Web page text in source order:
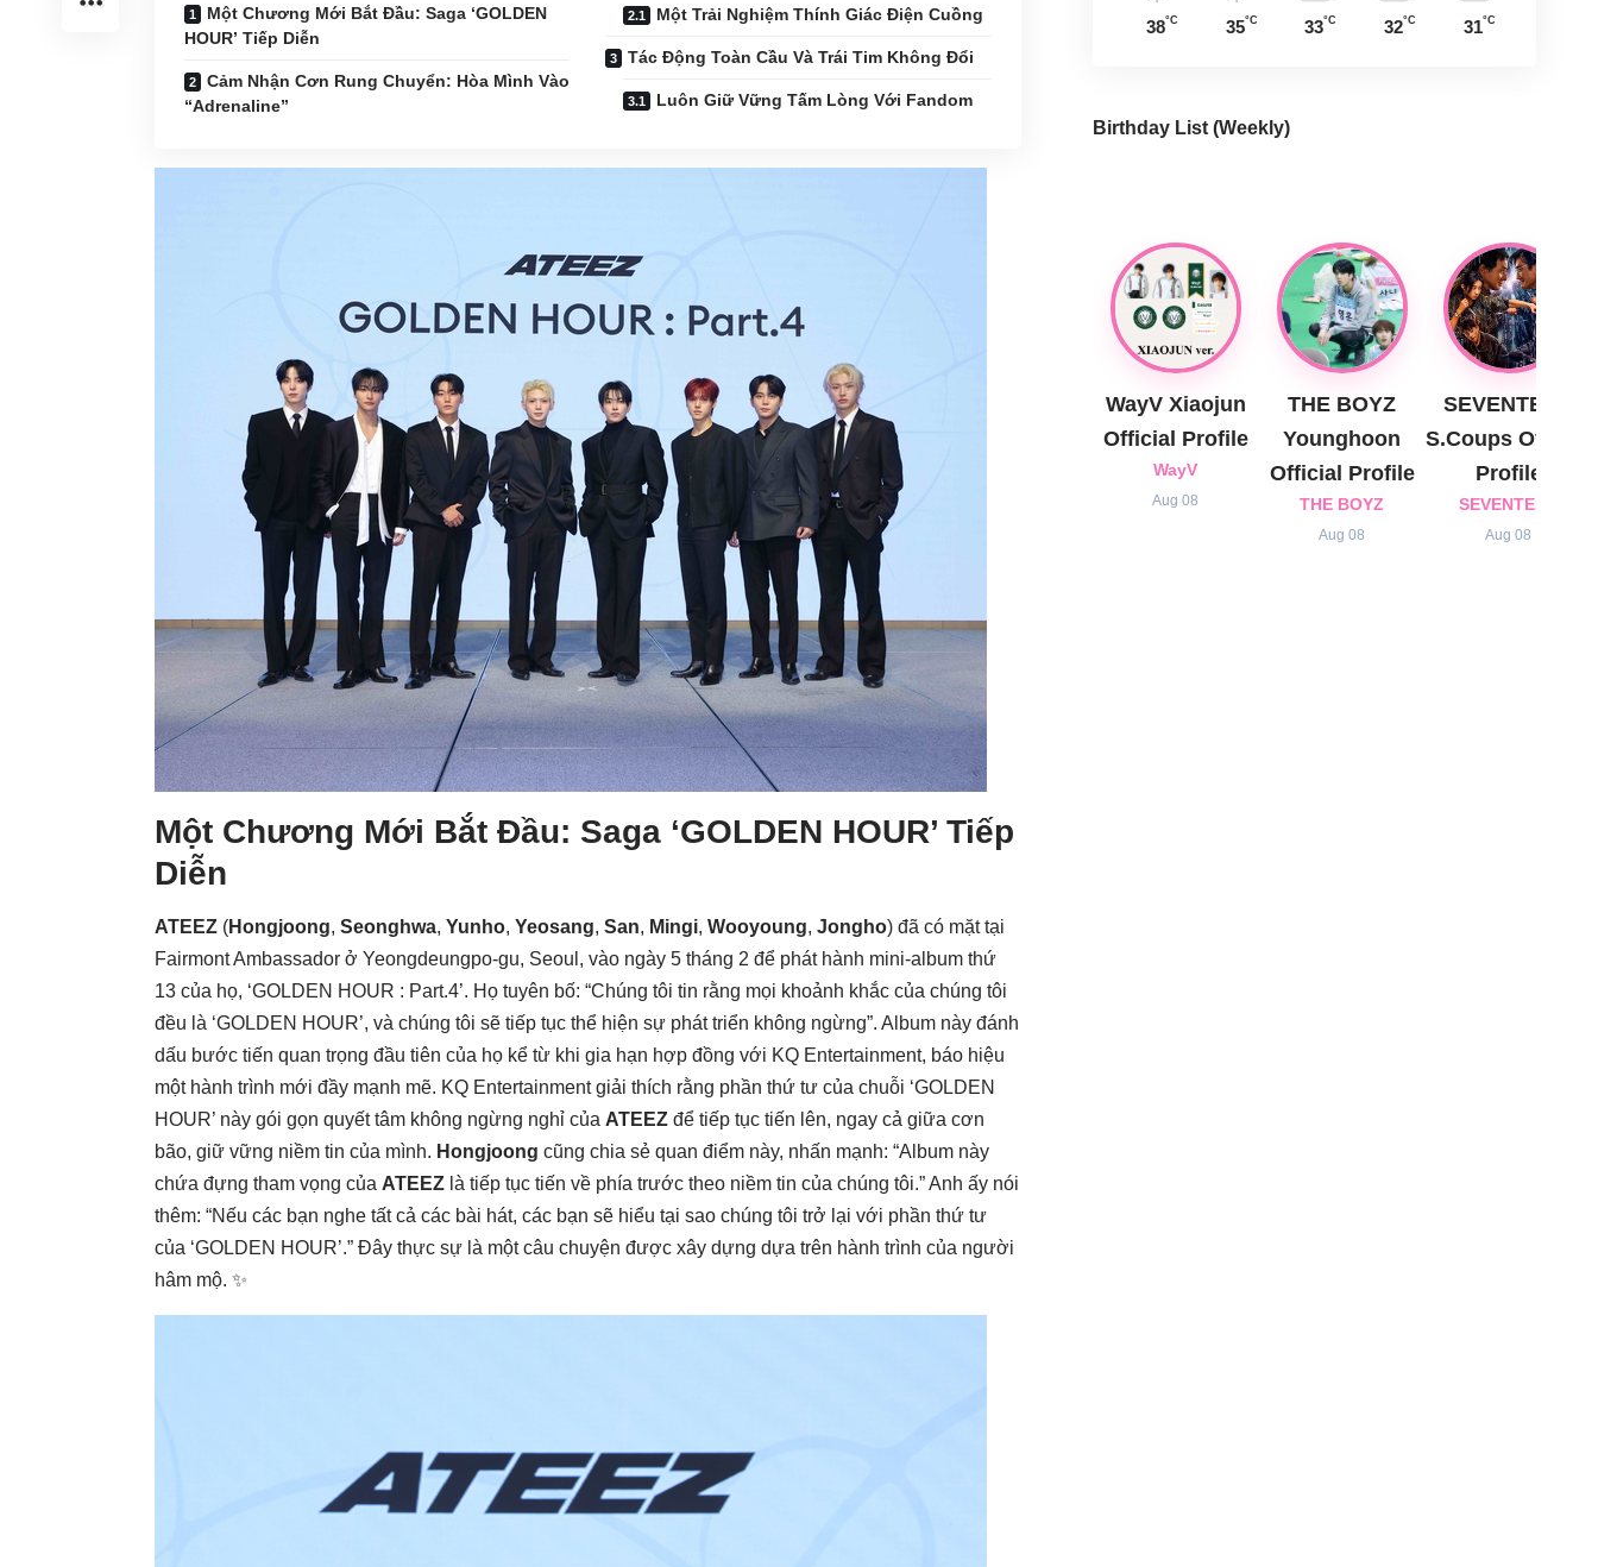
Một Chương Mới Bắt Đầu: Saga ‘GOLDEN
HOUR’ Tiếp Diễn
Cảm Nhận Cơn Rung Chuyển: Hòa Mình Vào
“Adrenaline”
Một Trải Nghiệm Thính Giác Điện Cuồng
Tác Động Toàn Cầu Và Trái Tim Không Đổi
Luôn Giữ Vững Tấm Lòng Với Fandom
Một Chương Mới Bắt Đầu: Saga ‘GOLDEN HOUR’ Tiếp
Diễn
ATEEZ (Hongjoong, Seonghwa, Yunho, Yeosang, San, Mingi, Wooyoung, Jongho) đã có mặt tại
Fairmont Ambassador ở Yeongdeungpo-gu, Seoul, vào ngày 5 tháng 2 để phát hành mini-album thứ
13 của họ, ‘GOLDEN HOUR : Part.4’. Họ tuyên bố: “Chúng tôi tin rằng mọi khoảnh khắc của chúng tôi
đều là ‘GOLDEN HOUR’, và chúng tôi sẽ tiếp tục thể hiện sự phát triển không ngừng”. Album này đánh
dấu bước tiến quan trọng đầu tiên của họ kể từ khi gia hạn hợp đồng với KQ Entertainment, báo hiệu
một hành trình mới đầy mạnh mẽ. KQ Entertainment giải thích rằng phần thứ tư của chuỗi ‘GOLDEN
HOUR’ này gói gọn quyết tâm không ngừng nghỉ của ATEEZ để tiếp tục tiến lên, ngay cả giữa cơn
bão, giữ vững niềm tin của mình. Hongjoong cũng chia sẻ quan điểm này, nhấn mạnh: “Album này
chứa đựng tham vọng của ATEEZ là tiếp tục tiến về phía trước theo niềm tin của chúng tôi.” Anh ấy nói
thêm: “Nếu các bạn nghe tất cả các bài hát, các bạn sẽ hiểu tại sao chúng tôi trở lại với phần thứ tư
của ‘GOLDEN HOUR’.” Đây thực sự là một câu chuyện được xây dựng dựa trên hành trình của người
hâm mộ. ✨
38°C 35°C 33°C 32°C 31°C
Birthday List (Weekly)
WayV Xiaojun
Official Profile
WayV
Aug 08
THE BOYZ
Younghoon
Official Profile
THE BOYZ
Aug 08
SEVENTEEN
S.Coups Official
Profile
SEVENTEEN
Aug 08